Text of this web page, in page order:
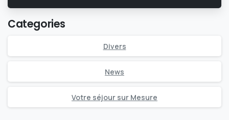
Categories
Divers
News
Votre séjour sur Mesure